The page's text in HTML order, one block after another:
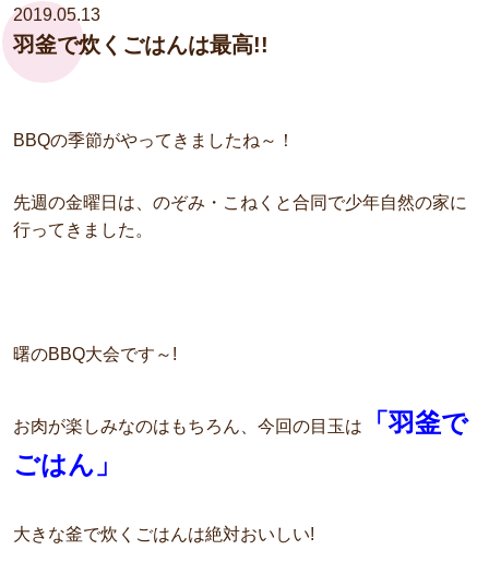
2019.05.13
羽釜で炊くごはんは最高!!
BBQの季節がやってきましたね～！
先週の金曜日は、のぞみ・こねくと合同で少年自然の家に
行ってきました。
曙のBBQ大会です～!
お肉が楽しみなのはもちろん、今回の目玉は
「羽釜で
ごはん」
大きな釜で炊くごはんは絶対おいしい!